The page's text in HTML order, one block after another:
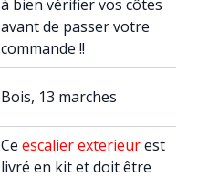
à bien vérifier vos côtes
avant de passer votre
commande !!
Bois, 13 marches
Ce escalier exterieurest
livré en kit et doit être